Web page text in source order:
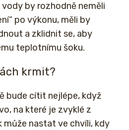
vody by rozhodně neměli
po výkonu, měli by
a zklidnit se, aby
teplotnímu šoku.
krmit?
bude cítit nejlépe, když
na které je zvyklé z
může nastat ve chvíli, kdy